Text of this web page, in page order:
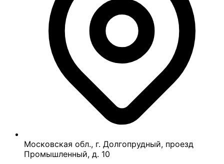
Московская обл., г. Долгопрудный, проезд
Промышленный, д. 10